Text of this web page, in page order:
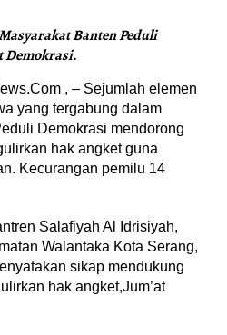
Banten Peduli
Demokrasi.
, – Sejumlah elemen
yang tergabung dalam
Demokrasi mendorong
hak angket guna
Kecurangan pemilu 14
Salafiyah Al Idrisiyah,
Walantaka Kota Serang,
sikap mendukung
hak angket,Jum’at